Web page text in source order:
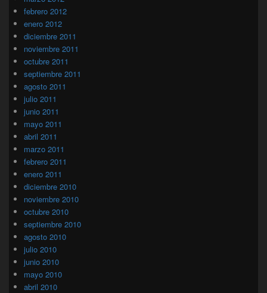
febrero 2012
enero 2012
diciembre 2011
noviembre 2011
octubre 2011
septiembre 2011
agosto 2011
julio 2011
junio 2011
mayo 2011
abril 2011
marzo 2011
febrero 2011
enero 2011
diciembre 2010
noviembre 2010
octubre 2010
septiembre 2010
agosto 2010
julio 2010
junio 2010
mayo 2010
abril 2010